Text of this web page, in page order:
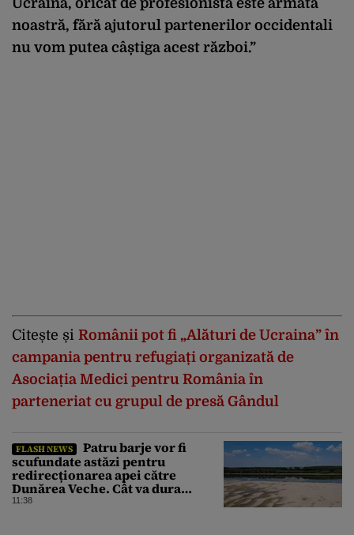
noastră, fără ajutorul partenerilor occidentali
nu vom putea câștiga acest război.”
Citește și Românii pot fi „Alături de Ucraina” în
campania pentru refugiați organizată de
Asociația Medici pentru România în
parteneriat cu grupul de presă Gândul
FLASH NEWS
Patru barje vor fi
scufundate astăzi pentru
redirecționarea apei către
Dunărea Veche. Cât va dura
operațiunea
11:38